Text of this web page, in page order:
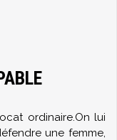
ordinaire.On lui
une femme,